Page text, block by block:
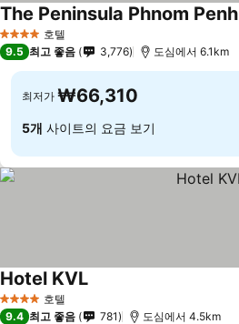
4 성급 호텔
The Peninsula Phnom Penh
9.5 최고 좋음 3,776 도심에서 6.1km
최저가 ₩66,310
5개 사이트의 요금 보기
4 성급 호텔
Hotel KVL
9.4 최고 좋음 781 도심에서 4.5km